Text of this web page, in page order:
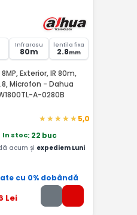
Infrarosu
80m
lentila fixa
2.8mm
Exterior, IR 80m,
- Dahua
A-0280B
5,0
In stoc: 22 buc
acum și expediem Luni
cu 0% dobândă
Lei